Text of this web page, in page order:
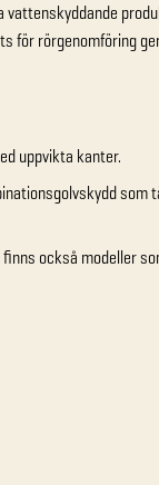
för rörgenomföring
uppvikta kanter.
som
också modeller